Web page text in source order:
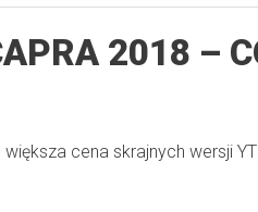
2018 –
cena skrajnych wersji YT